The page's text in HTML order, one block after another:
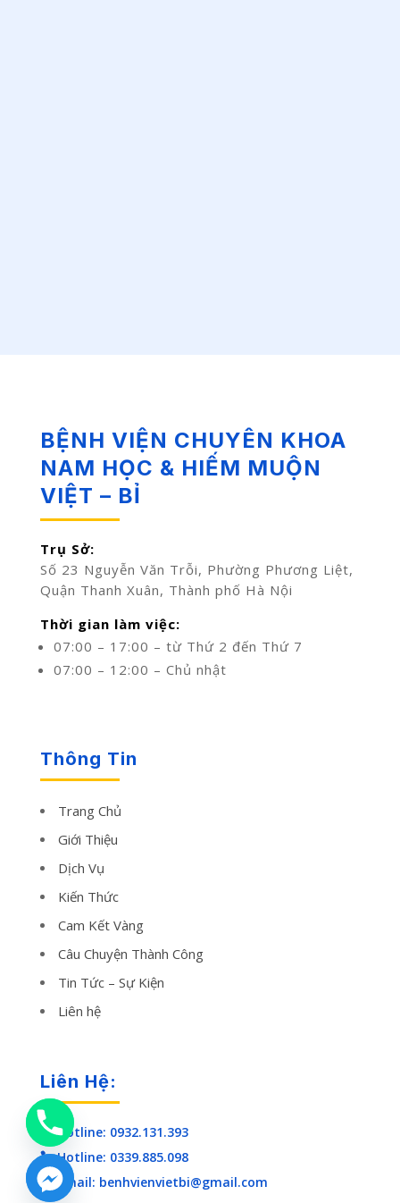
BỆNH VIỆN CHUYÊN KHOA
NAM HỌC & HIẾM MUỘN
VIỆT – BỈ
Trụ Sở:
Số 23 Nguyễn Văn Trỗi, Phường Phương Liệt,
Quận Thanh Xuân, Thành phố Hà Nội
Thời gian làm việc:
07:00 – 17:00 – từ Thứ 2 đến Thứ 7
07:00 – 12:00 – Chủ nhật
Thông Tin
Trang Chủ
Giới Thiệu
Dịch Vụ
Kiến Thức
Cam Kết Vàng
Câu Chuyện Thành Công
Tin Tức – Sự Kiện
Liên hệ
Liên Hệ:
 Hotline: 0932.131.393
 Hotline: 0339.885.098
 Email: benhvienvietbi@gmail.com